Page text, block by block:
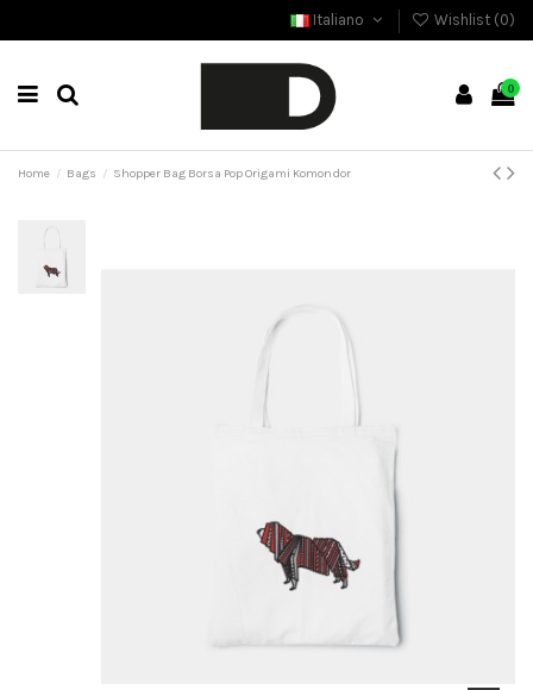
Italiano Wishlist (0)
0
Home Bags Shopper Bag Borsa Pop Origami Komondor